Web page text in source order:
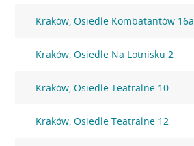
Kraków, Osiedle Kombatantów 16a
Kraków, Osiedle Na Lotnisku 2
Kraków, Osiedle Teatralne 10
Kraków, Osiedle Teatralne 12